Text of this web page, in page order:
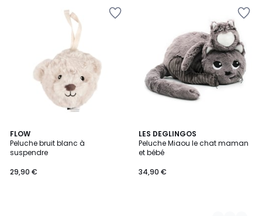
FLOW
Peluche bruit blanc à
suspendre
29,90 €
LES DEGLINGOS
Peluche Miaou le chat maman
et bébé
34,90 €
2
Couleurs